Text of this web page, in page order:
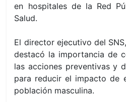
en hospitales de la Red
Salud.
El director ejecutivo del
destacó la importancia de
las acciones preventivas y
para reducir el impacto de
población masculina.